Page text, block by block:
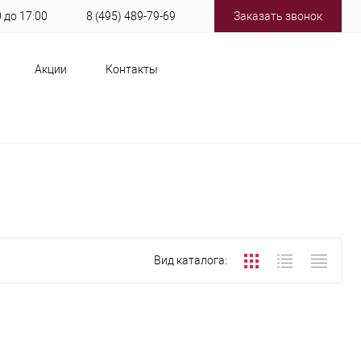
до 17:00 8 (495) 489-79-69 Заказать звонок
Акции Контакты
Вид каталога: